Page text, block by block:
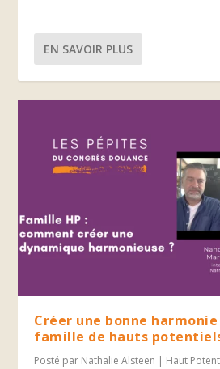
EN SAVOIR PLUS
Créer une bonne harmonie
famille de hauts
Posté par Nathalie Alsteen | Haut